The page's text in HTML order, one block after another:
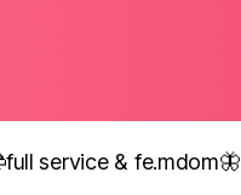
service & fe.mdom🦋